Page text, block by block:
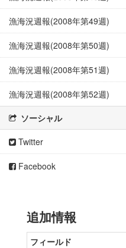
漁海況週報(2008年第49週)
漁海況週報(2008年第50週)
漁海況週報(2008年第51週)
漁海況週報(2008年第52週)
ソーシャル
Twitter
Facebook
追加情報
フィールド